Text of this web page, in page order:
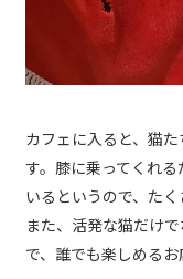
カフェに入ると、猫
す。膝に乗ってくれ
いるというので、た
また、活発な猫だけ
で、誰でも楽しめるお